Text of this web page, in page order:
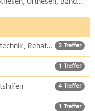
Orthopädietechnik, Sanitätshaus, Prothesen, Orthesen, Bandagen, Einlagen, Alltagshilfen, Seniorenhilfen,
2 Treffer
Rehatechnik
1 Treffer
4 Treffer
1 Treffer